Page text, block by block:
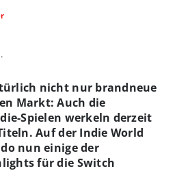
nicht nur brandneue
Markt: Auch die
Spielen werkeln derzeit
Auf der Indie World
nun einige der
für die Switch